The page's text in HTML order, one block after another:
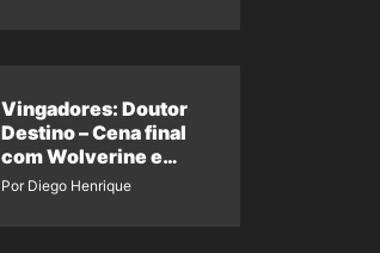
Vingadores: Doutor
Destino – Cena final
com Wolverine e
Homem-Aranha de
Por Diego Henrique